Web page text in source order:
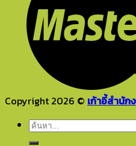
Copyright 2026 © เก้าอี้สำนัก
ค้นหา: